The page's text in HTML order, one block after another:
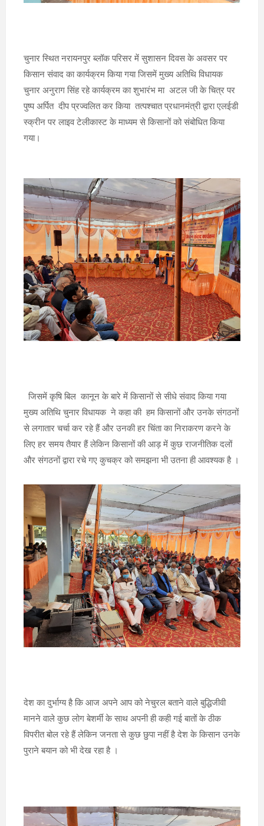
चुनार स्थित नरायनपुर ब्लॉक परिसर में सुशासन दिवस के अवसर पर
किसान संवाद का कार्यक्रम किया गया जिसमें मुख्य अतिथि विधायक
चुनार अनुराग सिंह रहे कार्यक्रम का शुभारंभ मा अटल जी के चित्र पर
पुष्प अर्पित दीप प्रज्वलित कर किया तत्पश्चात प्रधानमंत्री द्वारा एलईडी
स्क्रीन पर लाइव टेलीकास्ट के माध्यम से किसानों को संबोधित किया
गया।
जिसमें कृषि बिल कानून के बारे में किसानों से सीधे संवाद किया गया
मुख्य अतिथि चुनार विधायक ने कहा की हम किसानों और उनके संगठनों
से लगातार चर्चा कर रहे हैं और उनकी हर चिंता का निराकरण करने के
लिए हर समय तैयार हैं लेकिन किसानों की आड़ में कुछ राजनीतिक दलों
और संगठनों द्वारा रचे गए कुचक्र को समझना भी उतना ही आवश्यक है ।
देश का दुर्भाग्य है कि आज अपने आप को नेचुरल बताने वाले बुद्धिजीवी
मानने वाले कुछ लोग बेशर्मी के साथ अपनी ही कही गई बातों के ठीक
विपरीत बोल रहे हैं लेकिन जनता से कुछ छुपा नहीं है देश के किसान उनके
पुराने बयान को भी देख रहा है ।